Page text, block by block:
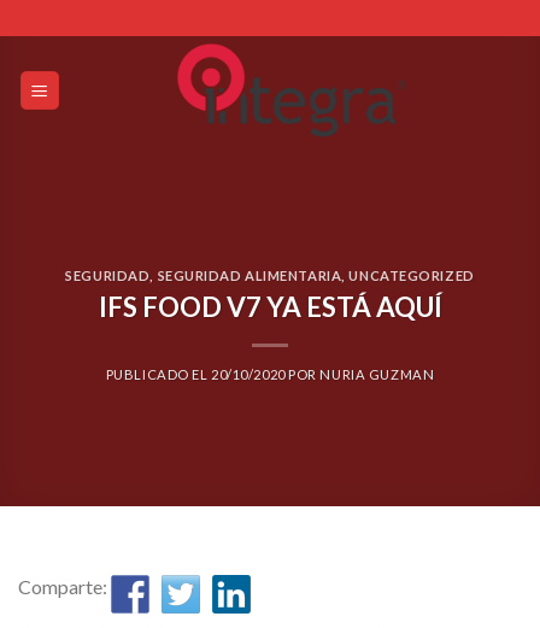
to
content
SEGURIDAD SEGURIDAD ALIMENTARIA ,UNCATEGORIZED
IFS FOOD V7 YA ESTÁ AQUÍ
PUBLICADO EL 20/10/2020PORNURIA GUZMAN
Comparte: